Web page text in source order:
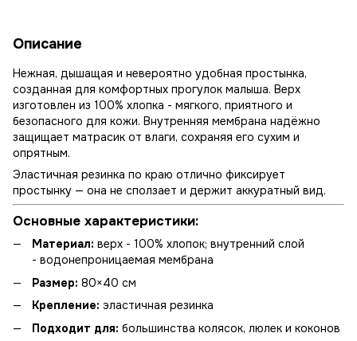
Описание
Нежная, дышащая и невероятно удобная простынка,
созданная для комфортных прогулок малыша. Верх
изготовлен из 100% хлопка - мягкого, приятного и
безопасного для кожи. Внутренняя мембрана надёжно
защищает матрасик от влаги, сохраняя его сухим и
опрятным.
Эластичная резинка по краю отлично фиксирует
простынку — она не сползает и держит аккуратный вид.
Основные характеристики:
Материал: верх - 100% хлопок; внутренний слой
- водонепроницаемая мембрана
Размер: 80×40 см
Крепление: эластичная резинка
Подходит для: большинства колясок, люлек и коконов